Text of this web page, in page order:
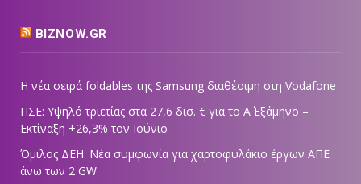
BIZNOW.GR
Η νέα σειρά foldables της Samsung διαθέσιμη στη Vodafone
ΠΣΕ: Υψηλό τριετίας στα 27,6 δισ. € για το Α΄ Εξάμηνο –
Εκτίναξη +26,3% τον Ιούνιο
Όμιλος ΔΕΗ: Νέα συμφωνία για χαρτοφυλάκιο έργων ΑΠΕ
άνω των 2 GW